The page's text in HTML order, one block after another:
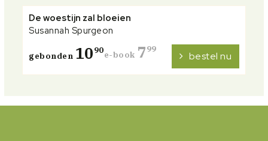
De woestijn zal bloeien
Susannah Spurgeon
gebonden 1090e-book 799
bestel nu